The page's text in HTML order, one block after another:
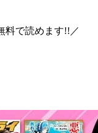
料で読めます!!／